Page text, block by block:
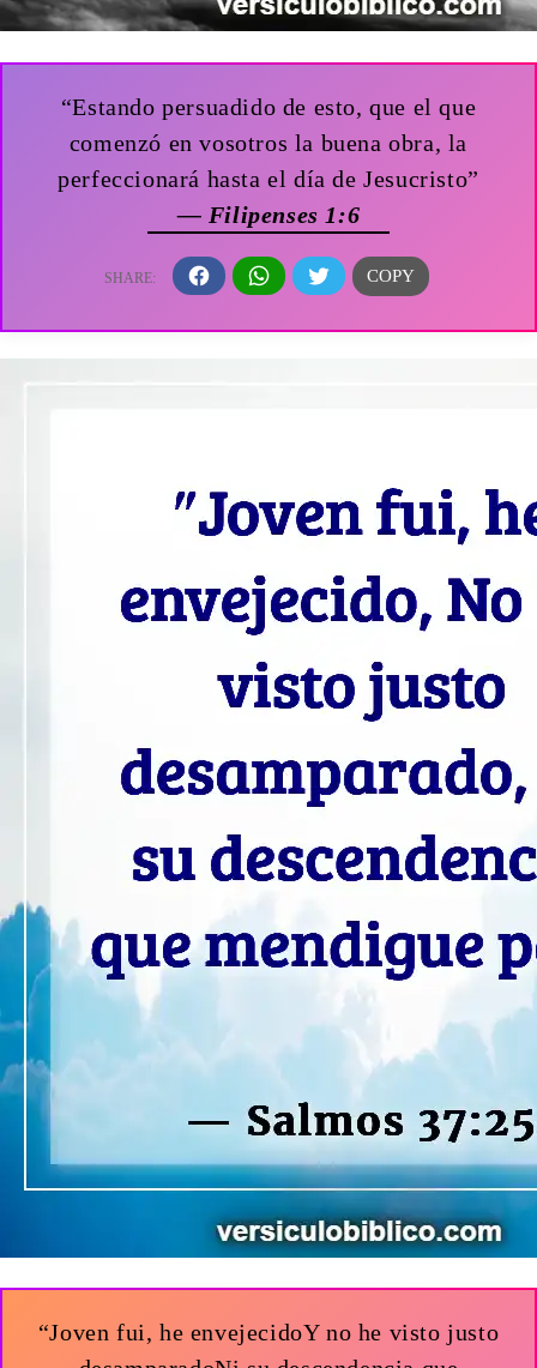
“Estando persuadido de esto, que el que
comenzó en vosotros la buena obra, la
perfeccionará hasta el día de Jesucristo”
— Filipenses 1:6
“Joven fui, he envejecidoY no he visto justo